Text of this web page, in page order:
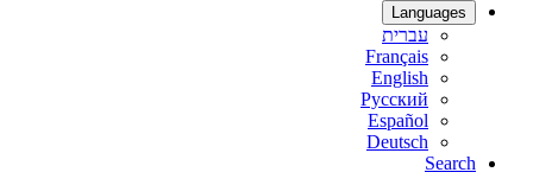
Languages
עברית
Français
English
Русский
Español
Deutsch
Search